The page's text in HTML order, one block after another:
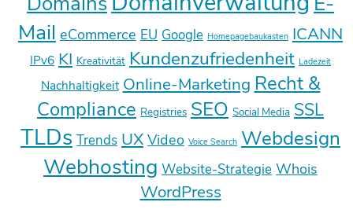
Mail eCommerce EU Google Homepagebaukasten ICANN
IPv6 KI Kreativität Kundenzufriedenheit Ladezeit
Nachhaltigkeit Online-Marketing Recht &
Compliance Registries SEO Social Media SSL
TLDs Trends UX Video Voice Search Webdesign
Webhosting Website-Strategie Whois
WordPress